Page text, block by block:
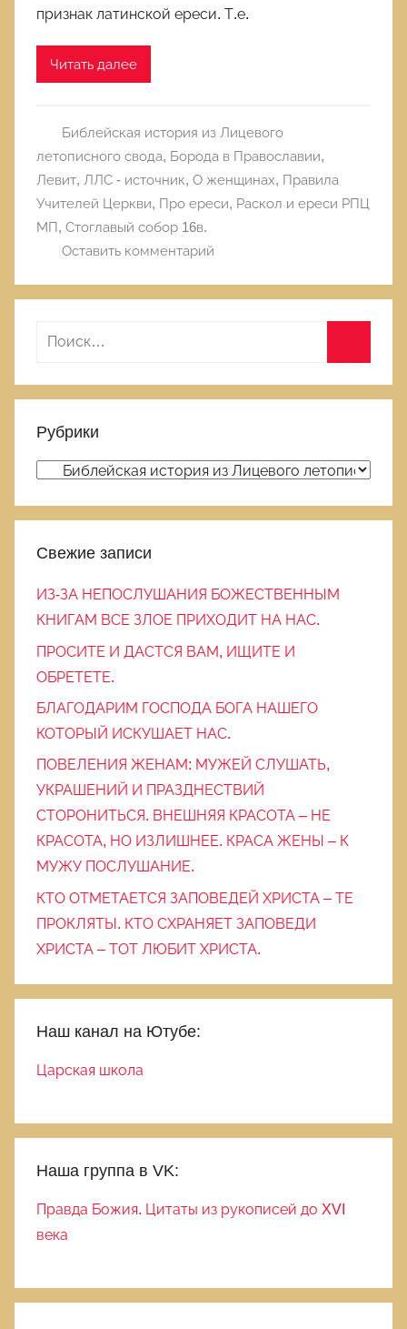
признак латинской ереси. Т.е.
Читать далее
Библейская история из Лицевого
летописного свода, Борода в Православии,
Левит, ЛЛС - источник, О женщинах, Правила
Учителей Церкви, Про ереси, Раскол и ереси РПЦ
МП, Стоглавый собор 16в.
Оставить комментарий
й
и
:
о
к
Рубрики
б
р
к
и
Свежие записи
ИЗ-ЗА НЕПОСЛУШАНИЯ БОЖЕСТВЕННЫМ
КНИГАМ ВСЕ ЗЛОЕ ПРИХОДИТ НА НАС.
ПРОСИТЕ И ДАСТСЯ ВАМ, ИЩИТЕ И
ОБРЕТЕТЕ.
БЛАГОДАРИМ ГОСПОДА БОГА НАШЕГО
КОТОРЫЙ ИСКУШАЕТ НАС.
ПОВЕЛЕНИЯ ЖЕНАМ: МУЖЕЙ СЛУШАТЬ,
УКРАШЕНИЙ И ПРАЗДНЕСТВИЙ
СТОРОНИТЬСЯ. ВНЕШНЯЯ КРАСОТА – НЕ
КРАСОТА, НО ИЗЛИШНЕЕ. КРАСА ЖЕНЫ – К
МУЖУ ПОСЛУШАНИЕ.
КТО ОТМЕТАЕТСЯ ЗАПОВЕДЕЙ ХРИСТА – ТЕ
ПРОКЛЯТЫ. КТО СХРАНЯЕТ ЗАПОВЕДИ
ХРИСТА – ТОТ ЛЮБИТ ХРИСТА.
Наш канал на Ютубе:
Царская школа
Наша группа в VK:
Правда Божия. Цитаты из рукописей до XVI
века